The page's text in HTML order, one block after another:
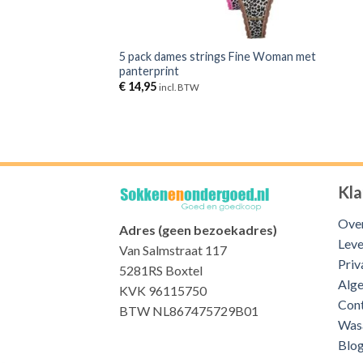
5 pack dames strings Fine Woman met
panterprint
€14,95 incl. BTW
Adres (geen bezoekadres)
Van Salmstraat 117
5281RS Boxtel
KVK 96115750
BTW NL867475729B01